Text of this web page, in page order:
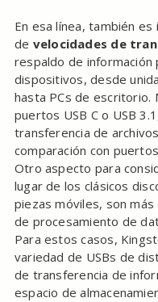
En esa línea, también
de velocidades de
respaldo de
dispositivos, desde
hasta PCs de escritorio.
puertos USB C o USB
transferencia de
comparación con
Otro aspecto para
lugar de los clásicos
piezas móviles, son
de procesamiento de
Para estos casos,
variedad de USBs de
de transferencia de
espacio de